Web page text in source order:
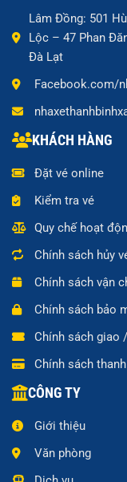
Lâm Đồng: 501
Lộc – 47 Phan
Đà Lạt
Facebook.com/
KHÁCH HÀNG
Đặt vé online
Kiểm tra vé
Quy chế hoạt
Chính sách hủy
Chính sách vận
Chính sách bảo
Chính sách giao
Chính sách
CÔNG TY
Giới thiệu
Văn phòng